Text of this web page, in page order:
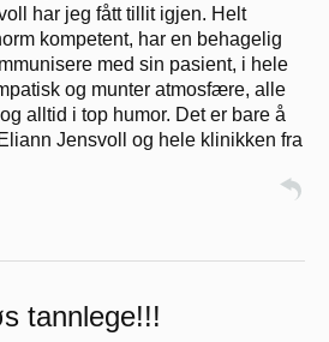
har jeg fått tillit igjen. Helt
kompetent, har en behagelig
med sin pasient, i hele
og munter atmosfære, alle
alltid i top humor. Det er bare å
Jensvoll og hele klinikken fra
tannlege!!!